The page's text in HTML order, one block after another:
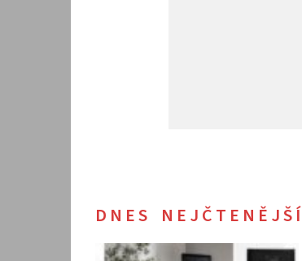
DNES NEJČTENĚJŠÍ